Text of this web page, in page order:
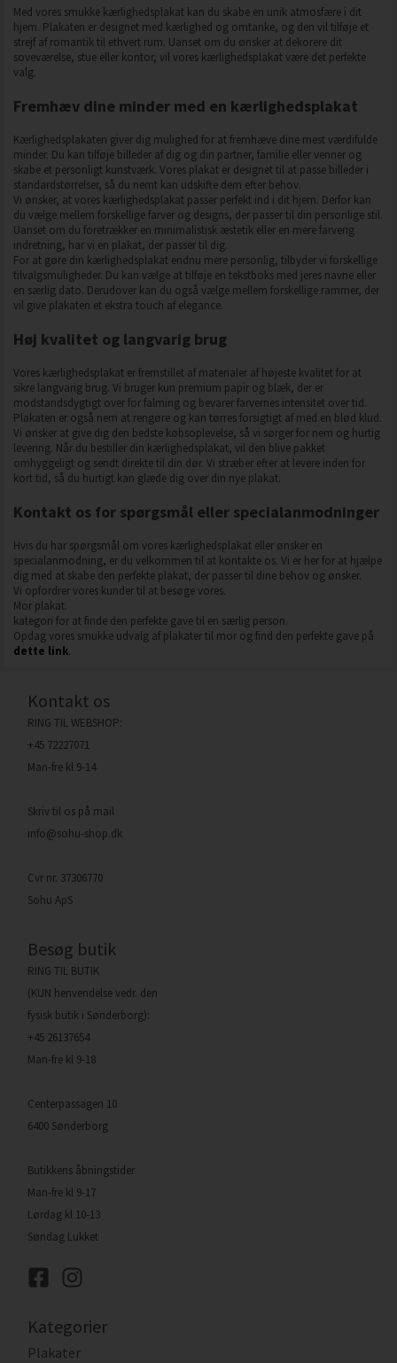
Med vores smukke kærlighedsplakat kan du skabe en unik atmosfære i dit
hjem. Plakaten er designet med kærlighed og omtanke, og den vil tilføje et
strejf af romantik til ethvert rum. Uanset om du ønsker at dekorere dit
soveværelse, stue eller kontor, vil vores kærlighedsplakat være det perfekte
valg.
Fremhæv dine minder med en kærlighedsplakat
Kærlighedsplakaten giver dig mulighed for at fremhæve dine mest værdifulde
minder. Du kan tilføje billeder af dig og din partner, familie eller venner og
skabe et personligt kunstværk. Vores plakat er designet til at passe billeder i
standardstørrelser, så du nemt kan udskifte dem efter behov.
Vi ønsker, at vores kærlighedsplakat passer perfekt ind i dit hjem. Derfor kan
du vælge mellem forskellige farver og designs, der passer til din personlige stil.
Uanset om du foretrækker en minimalistisk æstetik eller en mere farverig
indretning, har vi en plakat, der passer til dig.
For at gøre din kærlighedsplakat endnu mere personlig, tilbyder vi forskellige
tilvalgsmuligheder. Du kan vælge at tilføje en tekstboks med jeres navne eller
en særlig dato. Derudover kan du også vælge mellem forskellige rammer, der
vil give plakaten et ekstra touch af elegance.
Høj kvalitet og langvarig brug
Vores kærlighedsplakat er fremstillet af materialer af højeste kvalitet for at
sikre langvarig brug. Vi bruger kun premium papir og blæk, der er
modstandsdygtigt over for falming og bevarer farvernes intensitet over tid.
Plakaten er også nem at rengøre og kan tørres forsigtigt af med en blød klud.
Vi ønsker at give dig den bedste købsoplevelse, så vi sørger for nem og hurtig
levering. Når du bestiller din kærlighedsplakat, vil den blive pakket
omhyggeligt og sendt direkte til din dør. Vi stræber efter at levere inden for
kort tid, så du hurtigt kan glæde dig over din nye plakat.
Kontakt os for spørgsmål eller specialanmodninger
Hvis du har spørgsmål om vores kærlighedsplakat eller ønsker en
specialanmodning, er du velkommen til at kontakte os. Vi er her for at hjælpe
dig med at skabe den perfekte plakat, der passer til dine behov og ønsker.
Vi opfordrer vores kunder til at besøge vores.
Mor plakat.
kategori for at finde den perfekte gave til en særlig person.
Opdag vores smukke udvalg af plakater til mor og find den perfekte gave på
dette link.
Kontakt os
RING TIL WEBSHOP:
+45 72227071
Man-fre kl 9-14
Skriv til os på mail
info@sohu-shop.dk
Cvr nr. 37306770
Sohu ApS
Besøg butik
RING TIL BUTIK
(KUN henvendelse vedr. den
fysisk butik i Sønderborg):
+45 26137654
Man-fre kl 9-18
Centerpassagen 10
6400 Sønderborg
Butikkens åbningstider
Man-fre kl 9-17
Lørdag kl 10-13
Søndag Lukket
Kategorier
Plakater